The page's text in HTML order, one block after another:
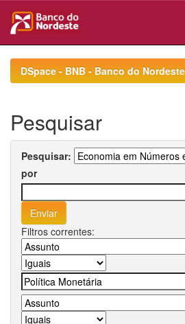
navigationDSpace - BNB - Banco do
Pesquisar
Pesquisar:
por
Filtros correntes: